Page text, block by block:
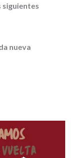
siguientes
nueva